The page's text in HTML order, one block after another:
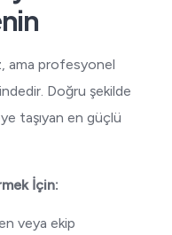
ama profesyonel
Doğru şekilde
taşıyan en güçlü
İçin:
veya ekip